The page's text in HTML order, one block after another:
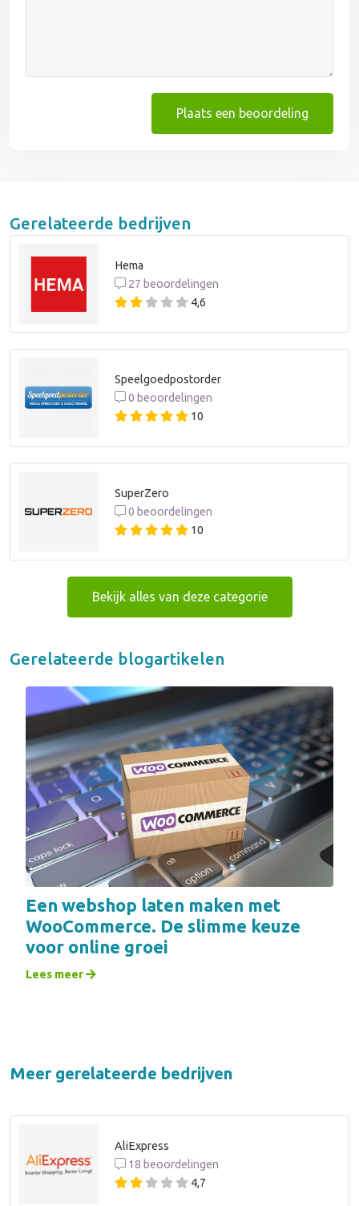
Plaats een beoordeling
Gerelateerde bedrijven
Hema
27 beoordelingen
4,6
Speelgoedpostorder
0 beoordelingen
10
SuperZero
0 beoordelingen
10
Bekijk alles van deze categorie
Gerelateerde blogartikelen
Een webshop laten maken met
WooCommerce. De slimme keuze
voor online groei
Lees meer
Meer gerelateerde bedrijven
AliExpress
18 beoordelingen
4,7